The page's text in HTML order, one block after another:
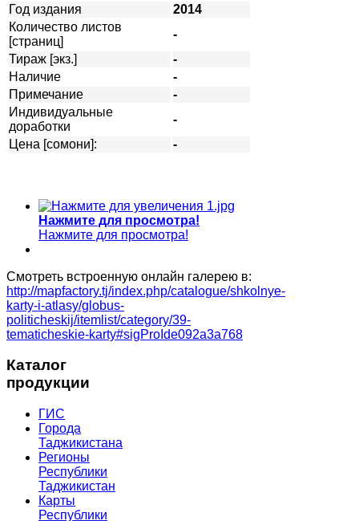
Год издания
2014
Количество листов
[страниц]
-
Тираж [экз.]
-
Наличие
-
Примечание
-
Индивидуальные
доработки
-
Цена [сомони]:
-
Нажмите для просмотра!
Нажмите для просмотра!
Смотреть встроенную онлайн галерею в:
http://mapfactory.tj/index.php/catalogue/shkolnye-
karty-i-atlasy/globus-
politicheskij/itemlist/category/39-
tematicheskie-karty#sigProIde092a3a768
Каталог
продукции
ГИС
Города
Таджикистана
Регионы
Республики
Таджикистан
Карты
Республики